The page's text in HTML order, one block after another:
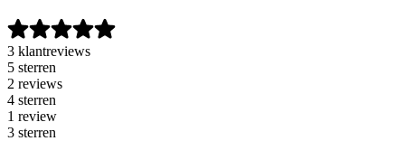
3 klantreviews
5 sterren
2 reviews
4 sterren
1 review
3 sterren